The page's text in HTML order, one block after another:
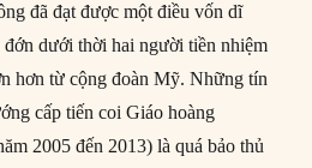
đã đạt được một điều vốn dĩ
đớn dưới thời hai người tiền nhiệm
hơn từ cộng đoàn Mỹ. Những tín
cấp tiến coi Giáo hoàng
2005 đến 2013) là quá bảo thủ